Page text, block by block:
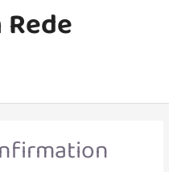
Rede